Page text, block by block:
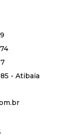
- Atibaia